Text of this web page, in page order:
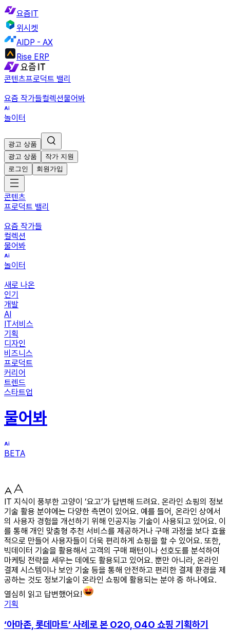
요즘IT
위시켓
AIDP - AX
Rise ERP
콘텐츠프로덕트 밸리
요즘 작가들컬렉션물어봐
놀이터
광고 상품
광고 상품
작가 지원
로그인
회원가입
콘텐츠
프로덕트 밸리
요즘 작가들
컬렉션
물어봐
놀이터
새로 나온
인기
개발
AI
IT서비스
기획
디자인
비즈니스
프로덕트
커리어
트렌드
스타트업
물어봐
BETA
IT 지식이 풍부한 고양이 ‘요고’가 답변해 드려요. 온라인 쇼핑의 정보
기술 활용 분야에는 다양한 측면이 있어요. 예를 들어, 온라인 상에서
의 사용자 경험을 개선하기 위해 인공지능 기술이 사용되고 있어요. 이
를 통해 개인 맞춤형 추천 서비스를 제공하거나 구매 과정을 보다 효율
적으로 만들어 사용자들이 더욱 편리하게 쇼핑을 할 수 있어요. 또한,
빅데이터 기술을 활용해서 고객의 구매 패턴이나 선호도를 분석하여
마케팅 전략을 세우는 데에도 활용되고 있어요. 뿐만 아니라, 온라인
결제 시스템이나 보안 기술 등을 통해 안전하고 편리한 결제 환경을 제
공하는 것도 정보기술이 온라인 쇼핑에 활용되는 분야 중 하나에요.
열심히 읽고 답변했어요!
기획
‘아마존, 롯데마트’ 사례로 본 O2O, O4O 쇼핑 기획하기